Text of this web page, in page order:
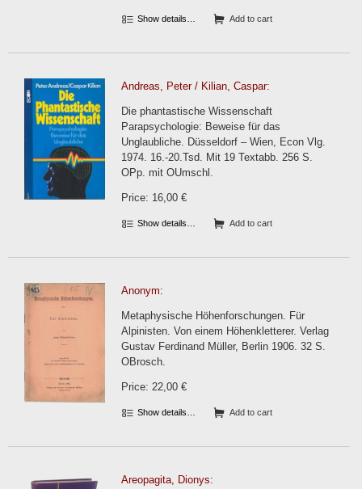
Show details… Add to cart
Andreas, Peter / Kilian, Caspar:
Die phantastische Wissenschaft
Parapsychologie: Beweise für das
Unglaubliche. Düsseldorf – Wien, Econ Vlg.
1974. 16.-20.Tsd. Mit 19 Textabb. 256 S.
OPp. mit OUmschl.
Price: 16,00 €
Show details… Add to cart
Anonym:
Metaphysische Höhenforschungen. Für
Alpinisten. Von einem Höhenkletterer. Verlag
Gustav Ferdinand Müller, Berlin 1906. 32 S.
OBrosch.
Price: 22,00 €
Show details… Add to cart
Areopagita, Dionys: